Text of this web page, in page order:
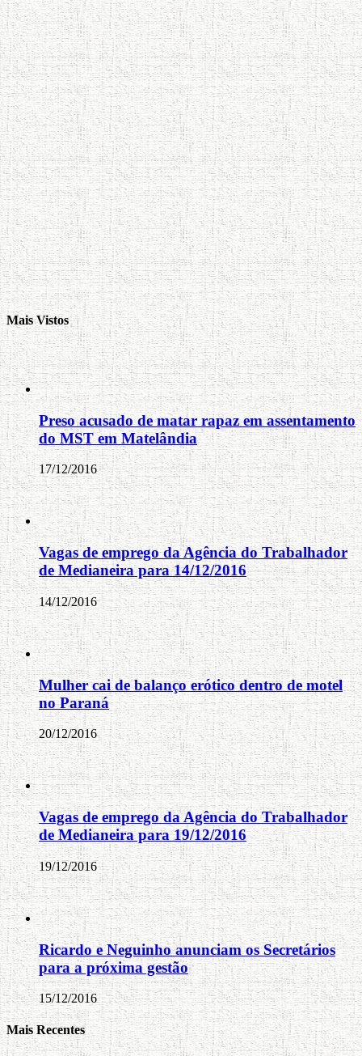
Mais Vistos
Preso acusado de matar rapaz em assentamento
do MST em Matelândia
17/12/2016
Vagas de emprego da Agência do Trabalhador
de Medianeira para 14/12/2016
14/12/2016
Mulher cai de balanço erótico dentro de motel
no Paraná
20/12/2016
Vagas de emprego da Agência do Trabalhador
de Medianeira para 19/12/2016
19/12/2016
Ricardo e Neguinho anunciam os Secretários
para a próxima gestão
15/12/2016
Mais Recentes